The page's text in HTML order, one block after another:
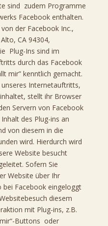
sind zudem Programme
Facebook enthalten.
der Facebook Inc.,
CA 94304,
Plug-Ins sind im
durch das Facebook
mir” kenntlich gemacht.
Internetauftritts,
stellt ihr Browser
Servern von Facebook
des Plug-ins an
von diesem in die
wird. Hierdurch wird
Website besucht
Sofern Sie
Website über Ihr
Facebook eingeloggt
diesem
mit Plug-ins, z.B.
Buttons oder